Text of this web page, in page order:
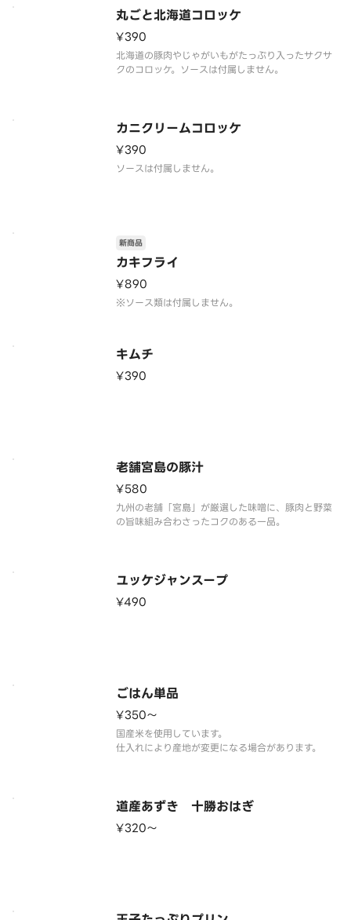
丸ごと北海道コロッケ
¥390
北海道の豚肉やじゃがいもがたっぷり入ったサクサ
クのコロッケ。ソースは付属しません。
カニクリームコロッケ
¥390
ソースは付属しません。
カキフライ
新商品
¥890
※ソース類は付属しません。
キムチ
¥390
老舗宮島の豚汁
¥580
九州の老舗「宮島」が厳選した味噌に、豚肉と野菜
の旨味組み合わさったコクのある一品。
ユッケジャンスープ
¥490
ごはん単品
¥350〜
国産米を使用しています。
道産あずき 十勝おはぎ
¥320〜